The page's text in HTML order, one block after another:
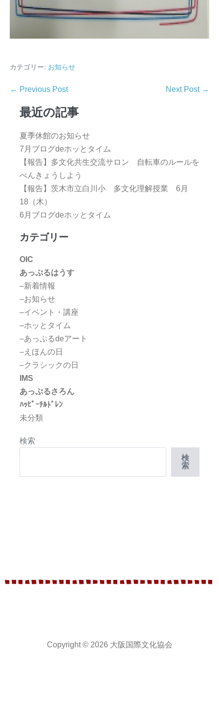
カテゴリー: お知らせ
← Previous Post Next Post →
最近の記事
夏季休館のお知らせ
7月ブログdeホッとタイム
【報告】多文化共生交流サロン 自転車のルールを
べんきょうしよう
【報告】茨木市立白川小 多文化理解授業 6月
18（木）
6月ブログdeホッとタイム
カテゴリー
OIC
あっぷるはうす
–新着情報
–お知らせ
–イベント・講座
–ホッとタイム
–あっぷるdeアート
–えほんの日
–クラシックの日
IMS
あっぷるさろん
ﾊｯﾋﾟｰﾁﾙﾄﾞﾚﾝ
未分類
検索
検
索
Copyright © 2026 大阪国際文化協会